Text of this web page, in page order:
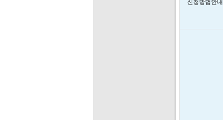
신청방법안내